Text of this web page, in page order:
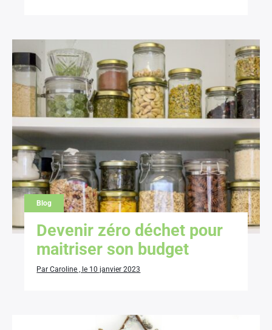
Blog
Devenir zéro déchet pour
maitriser son budget
Par Caroline , le 10 janvier 2023